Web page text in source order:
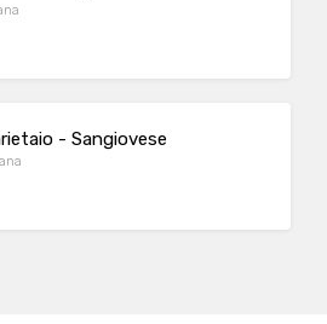
- Sangiovese